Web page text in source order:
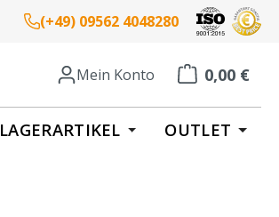
(+49) 09562 4048280
Mein Konto 0,00 €
Warenkorb
LAGERARTIKEL OUTLET